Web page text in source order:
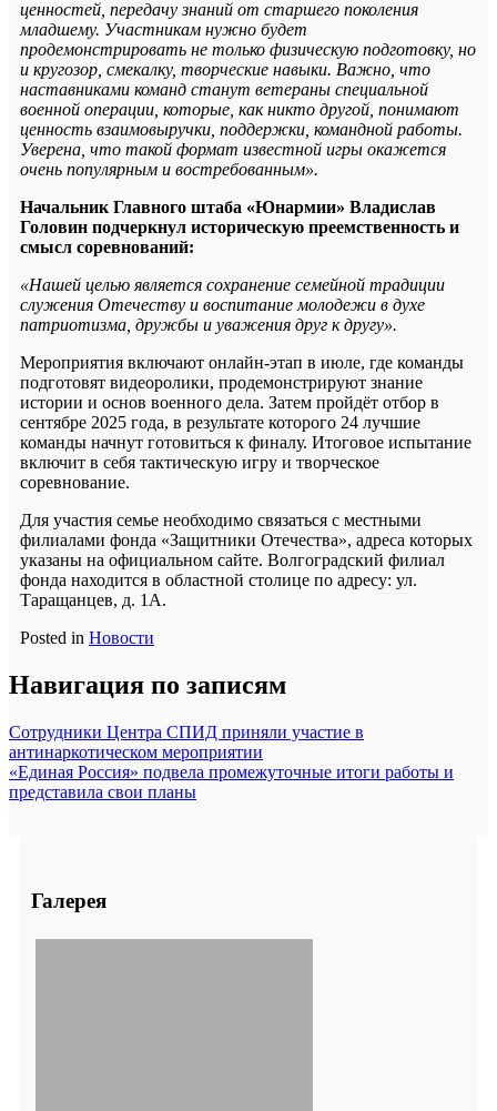
ценностей, передачу знаний от старшего поколения
младшему. Участникам нужно будет
продемонстрировать не только физическую подготовку, но
и кругозор, смекалку, творческие навыки. Важно, что
наставниками команд станут ветераны специальной
военной операции, которые, как никто другой, понимают
ценность взаимовыручки, поддержки, командной работы.
Уверена, что такой формат известной игры окажется
очень популярным и востребованным».
Начальник Главного штаба «Юнармии» Владислав
Головин подчеркнул историческую преемственность и
смысл соревнований:
«Нашей целью является сохранение семейной традиции
служения Отечеству и воспитание молодежи в духе
патриотизма, дружбы и уважения друг к другу».
Мероприятия включают онлайн-этап в июле, где команды
подготовят видеоролики, продемонстрируют знание
истории и основ военного дела. Затем пройдёт отбор в
сентябре 2025 года, в результате которого 24 лучшие
команды начнут готовиться к финалу. Итоговое испытание
включит в себя тактическую игру и творческое
соревнование.
Для участия семье необходимо связаться с местными
филиалами фонда «Защитники Отечества», адреса которых
указаны на официальном сайте. Волгоградский филиал
фонда находится в областной столице по адресу: ул.
Таращанцев, д. 1А.
Posted in Новости
Навигация по записям
Сотрудники Центра СПИД приняли участие в
антинаркотическом мероприятии
«Единая Россия» подвела промежуточные итоги работы и
представила свои планы
Галерея